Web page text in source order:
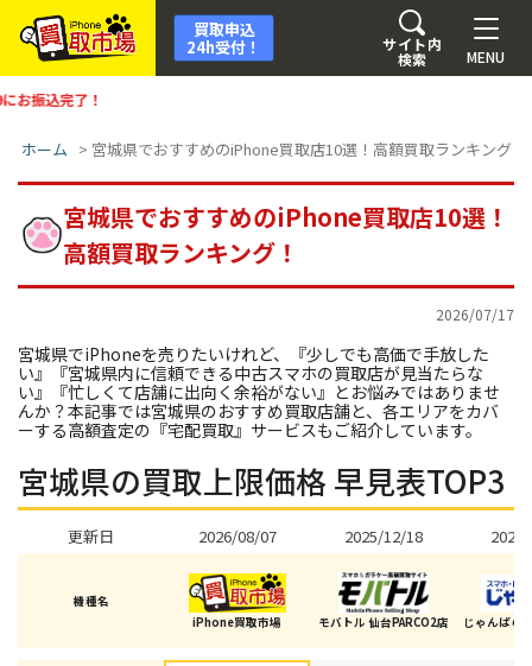
MENU
サイト内
検索
買取申込
24h受付！
ホーム > 宮城県でおすすめのiPhone買取店10選！高額買取ランキング！
宮城県でおすすめのiPhone買取店10選！
高額買取ランキング！
2026/07/17
宮城県でiPhoneを売りたいけれど、『少しでも高価で手放した
い』『宮城県内に信頼できる中古スマホの買取店が見当たらな
い』『忙しくて店舗に出向く余裕がない』とお悩みではありませ
んか？本記事では宮城県のおすすめ買取店舗と、各エリアをカバ
ーする高額査定の『宅配買取』サービスもご紹介しています。
宮城県の買取上限価格 早見表TOP3
更新日
機種名
2026/08/07
iPhone買取市場
2025/12/18
モバトル 仙台PARCO2店 じゃんぱら